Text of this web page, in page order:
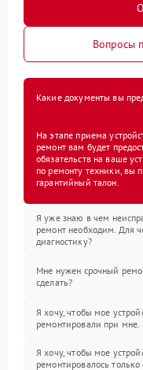
Вопросы
Какие документы вы
На этапе приема
ремонт вам будет
обязательств на ваше
по ремонту техники, вы
гарантийный талон.
Я уже знаю в чем
ремонт необходим. Для
диагностику?
Мне нужен срочный
сделать?
Я хочу, чтобы мое
ремонтировали при мне.
Я хочу, чтобы мое
ремонтировалось